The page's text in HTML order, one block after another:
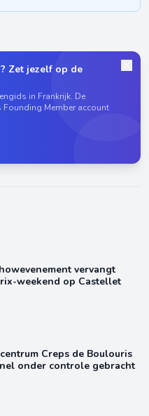
Zet jezelf op de
in Frankrijk. De
Founding Member account
vervangt
weekend op Castellet
Creps de Boulouris
onder controle gebracht